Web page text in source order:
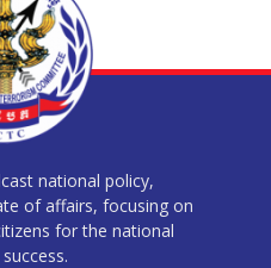
national policy,
of affairs, focusing on
for the national